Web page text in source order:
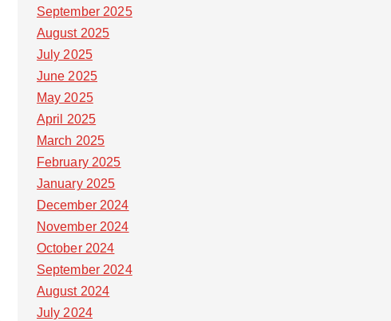
September 2025
August 2025
July 2025
June 2025
May 2025
April 2025
March 2025
February 2025
January 2025
December 2024
November 2024
October 2024
September 2024
August 2024
July 2024